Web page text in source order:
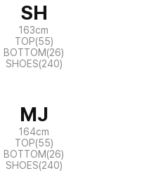
SH
163cm
TOP(55)
BOTTOM(26)
SHOES(240)
MJ
164cm
TOP(55)
BOTTOM(26)
SHOES(240)